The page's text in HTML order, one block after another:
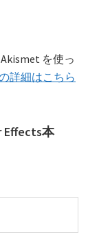
を使っ
詳細はこちら
Effects本